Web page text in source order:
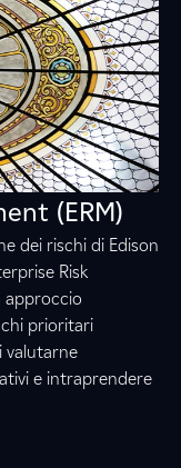
(ERM)
dei rischi di Edison
Risk
approccio
prioritari
valutarne
e intraprendere